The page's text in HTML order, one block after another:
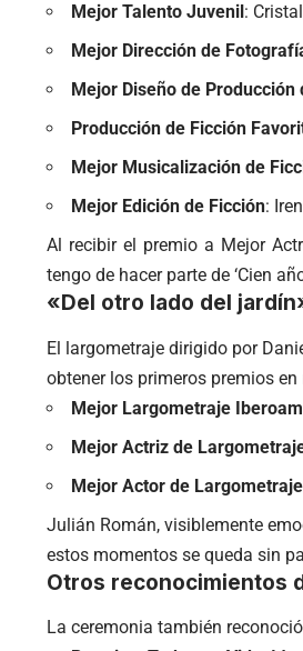
Mejor Talento Juvenil :
Mejor Dirección de
Mejor Diseño de Producción
Producción de Ficción
Mejor Musicalización de
Mejor Edición de Ficción:
Al recibir el premio a Mejor
tengo de hacer parte de ‘Cien
«Del otro lado del
El largometraje dirigido por
obtener los primeros premios
Mejor Largometraje
Mejor Actriz de
Mejor Actor de
Julián Román, visiblemente
estos momentos se queda sin
Otros reconocimientos
La ceremonia también